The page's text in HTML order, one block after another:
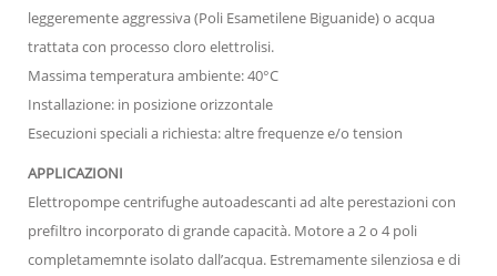
leggeremente aggressiva (Poli Esametilene Biguanide) o acqua
trattata con processo cloro elettrolisi.
Massima temperatura ambiente: 40°C
Installazione: in posizione orizzontale
Esecuzioni speciali a richiesta: altre frequenze e/o tension
APPLICAZIONI
Elettropompe centrifughe autoadescanti ad alte perestazioni con
prefiltro incorporato di grande capacità. Motore a 2 o 4 poli
completamemnte isolato dall’acqua. Estremamente silenziosa e di